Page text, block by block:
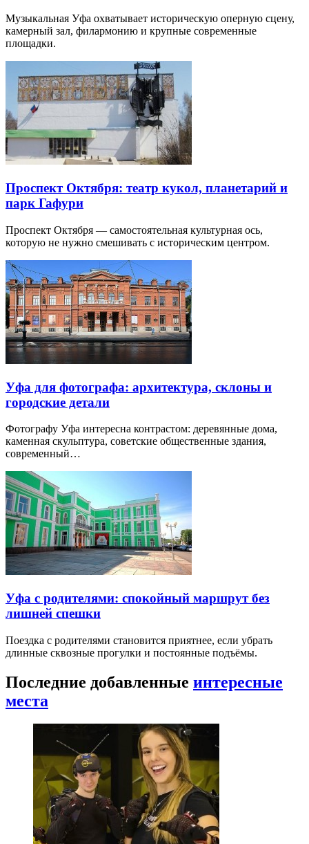
Музыкальная Уфа охватывает историческую оперную сцену,
камерный зал, филармонию и крупные современные
площадки.
Проспект Октября: театр кукол, планетарий и
парк Гафури
Проспект Октября — самостоятельная культурная ось,
которую не нужно смешивать с историческим центром.
Уфа для фотографа: архитектура, склоны и
городские детали
Фотографу Уфа интересна контрастом: деревянные дома,
каменная скульптура, советские общественные здания,
современный…
Уфа с родителями: спокойный маршрут без
лишней спешки
Поездка с родителями становится приятнее, если убрать
длинные сквозные прогулки и постоянные подъёмы.
Последние добавленные интересные
места